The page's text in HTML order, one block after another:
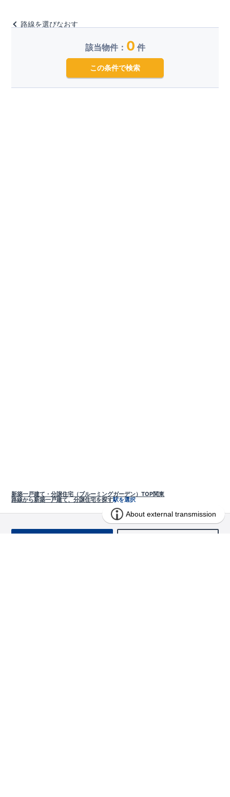
路線を選びなおす
該当物件： 0 件
この条件で検索
新築一戸建て・分譲住宅（ブルーミングガーデン）TOP関東
路線から新築一戸建て、分譲住宅を探す駅を選択